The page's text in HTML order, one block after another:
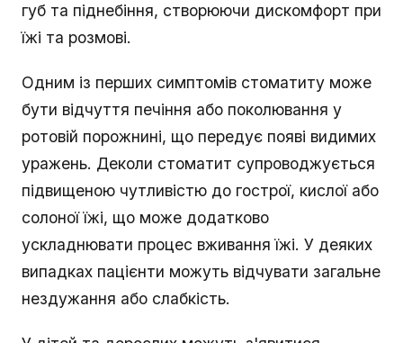
губ та піднебіння, створюючи дискомфорт при
їжі та розмові.
Одним із перших симптомів стоматиту може
бути відчуття печіння або поколювання у
ротовій порожнині, що передує появі видимих
уражень. Деколи стоматит супроводжується
підвищеною чутливістю до гострої, кислої або
солоної їжі, що може додатково
ускладнювати процес вживання їжі. У деяких
випадках пацієнти можуть відчувати загальне
нездужання або слабкість.